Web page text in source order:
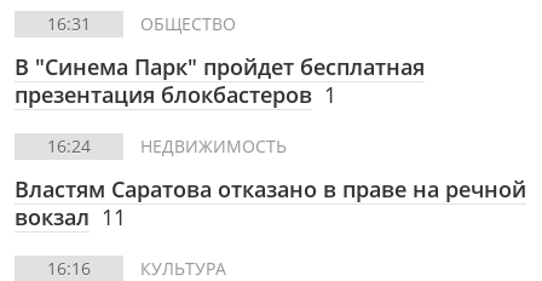
16:31 ОБЩЕСТВО
В "Синема Парк" пройдет бесплатная
презентация блокбастеров 1
16:24 НЕДВИЖИМОСТЬ
Властям Саратова отказано в праве на речной
вокзал 11
16:16 КУЛЬТУРА